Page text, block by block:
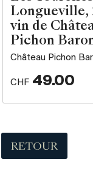
Longueville,
vin de
Pichon
Château Pichon
CHF 49.00
RETOUR